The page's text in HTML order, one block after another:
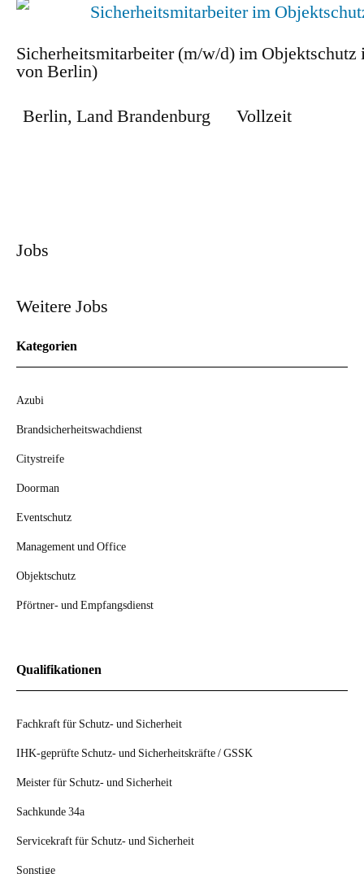
Sicherheitsmitarbeiter (m/w/d) im Objektschutz
von Berlin)
Berlin, Land Brandenburg Vollzeit
Jobs
Weitere Jobs
Kategorien
Azubi
Brandsicherheitswachdienst
Citystreife
Doorman
Eventschutz
Management und Office
Objektschutz
Pförtner- und Empfangsdienst
Qualifikationen
Fachkraft für Schutz- und Sicherheit
IHK-geprüfte Schutz- und Sicherheitskräfte / GSSK
Meister für Schutz- und Sicherheit
Sachkunde 34a
Servicekraft für Schutz- und Sicherheit
Sonstige